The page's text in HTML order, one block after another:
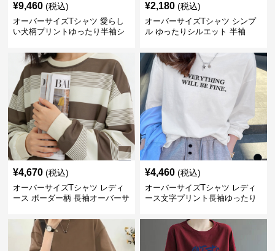
¥9,460 (税込)
オーバーサイズTシャツ 愛らし
い犬柄プリントゆったり半袖シ
¥2,180 (税込)
オーバーサイズTシャツ シンプ
ル ゆったりシルエット 半袖
¥4,670 (税込)
オーバーサイズTシャツ レディ
ース ボーダー柄 長袖オーバーサ
¥4,460 (税込)
オーバーサイズTシャツ レディ
ース文字プリント長袖ゆったり